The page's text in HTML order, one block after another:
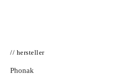
// hersteller
Phonak